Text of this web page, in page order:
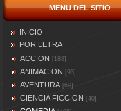
MENU DEL SITIO
INICIO
POR LETRA
ACCION
[188]
ANIMACION [93]
AVENTURA [69]
CIENCIA FICCION [40]